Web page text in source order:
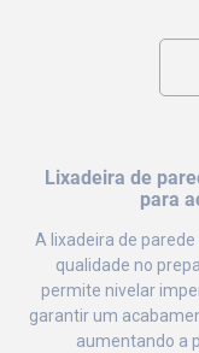
Lixadeira de
para
A lixadeira de
qualidade no
permite nivelar
garantir um
aumentando a